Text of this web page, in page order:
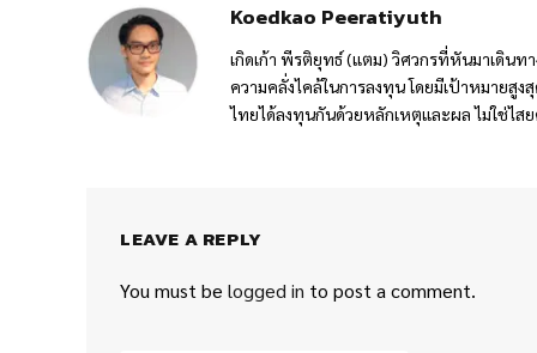
Koedkao Peeratiyuth
เกิดเก้า พีรติยุทธ์ (แตม) วิศวกรที่หันมาเดินท
ความคลั่งไคล้ในการลงทุน โดยมีเป้าหมายสู
ไทยได้ลงทุนกันด้วยหลักเหตุและผล ไม่ใช่ไส
LEAVE A REPLY
You must be logged in to post a comment.